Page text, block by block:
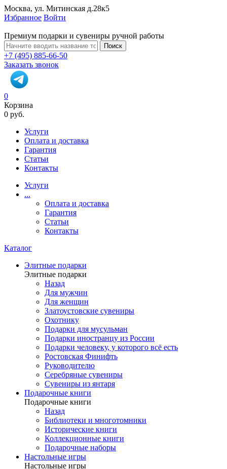
Москва, ул. Митинская д.28к5
Избранное Войти
Премиум подарки и сувениры ручной работы
Поиск
+7 (495) 885-66-50
Заказать звонок
0
Корзина
0 руб.
Услуги
Оплата и доставка
Гарантия
Статьи
Контакты
Услуги
...
Оплата и доставка
Гарантия
Статьи
Контакты
Каталог
Элитные подарки
Элитные подарки
Назад
Для мужчин
Для женщин
Златоустовские сувениры
Охотнику
Подарки для мусульман
Подарки иностранцу из России
Подарки человеку, у которого всё есть
Ростовская Финифть
Руководителю
Серебряные сувениры
Сувениры из янтаря
Подарочные книги
Подарочные книги
Назад
Библиотеки и многотомники
Исторические книги
Коллекционные книги
Подарочные наборы
Настольные игры
Настольные игры